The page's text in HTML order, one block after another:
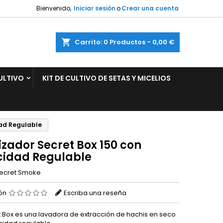
Bienvenido, Iniciar sesiónoCrear una cuenta
Carrito 0 Productos - 0,00 €
KIT DE CULTIVO DE SETAS Y MICELIOS
Regulable
Secret Box 150 con
Regulable
Smoke
Escriba una reseña
Box es una lavadora de extracción de hachis en seco